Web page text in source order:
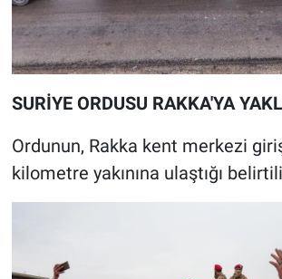
SURİYE ORDUSU RAKKA'YA
Ordunun, Rakka kent merkezi
kilometre yakınına ulaştığı